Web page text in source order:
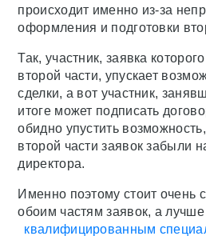
происходит именно из-за
оформления и подготовки
Так, участник, заявка
второй части, упускает
сделки, а вот участник,
итоге может подписать
обидно упустить
второй части заявок забыли
директора.
Именно поэтому стоит очень
обоим частям заявок, а лучше
квалифицированным